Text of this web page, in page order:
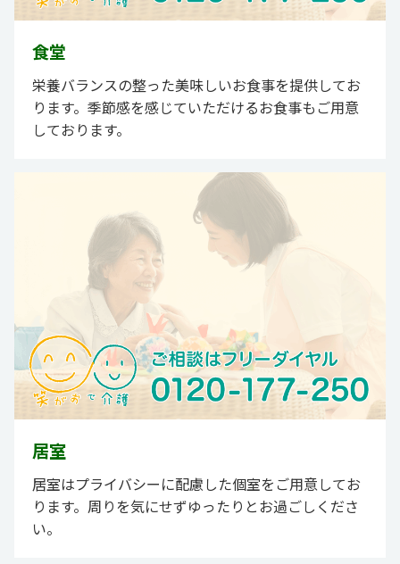
食堂
栄養バランスの整った美味しいお食事を提供してお
ります。季節感を感じていただけるお食事もご用意
しております。
居室
居室はプライバシーに配慮した個室をご用意してお
ります。周りを気にせずゆったりとお過ごしくださ
い。